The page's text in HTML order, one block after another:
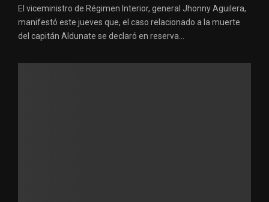
El viceministro de Régimen Interior, general Jhonny Aguilera,
manifestó este jueves que, el caso relacionado a la muerte
del capitán Aldunate se declaró en reserva...